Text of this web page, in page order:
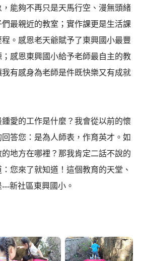
能夠不再只是天馬行空、漫無頭緒
最親近的教室；實作課更是生活課
。感恩老天爺賦予了東興國小最豐
感恩東興國小給予老師最自主的教
有感身為老師是件既快樂又有成就
愛的工作是什麼？我會從以前的懷
答您：是為人師表，作育英才。如
地方在哪裡？那我肯定二話不說的
您來了就知道！這個教育的天堂、
新社區東興國小。